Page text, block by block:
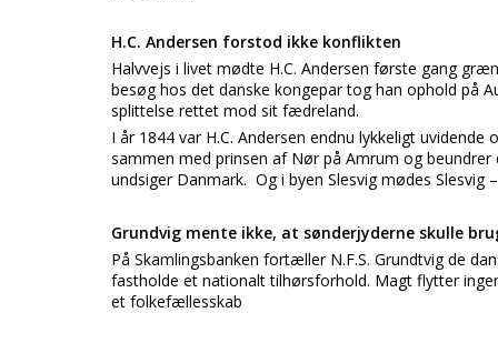
H.C. Andersen forstod ikke konflikten
Halvvejs i livet mødte H.C. Andersen første gang
besøg hos det danske kongepar tog han ophold på
splittelse rettet mod sit fædreland.
I år 1844 var H.C. Andersen endnu lykkeligt
sammen med prinsen af Nør på Amrum og
undsiger Danmark. Og i byen Slesvig mødes
Grundvig mente ikke, at sønderjyderne skulle
På Skamlingsbanken fortæller N.F.S. Grundtvig de
fastholde et nationalt tilhørsforhold. Magt flytter
et folkefællesskab